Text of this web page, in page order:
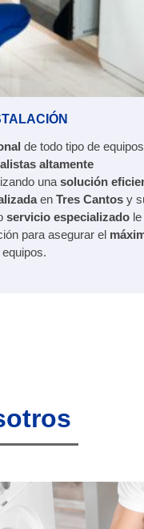
de todo tipo de equipos
altamente
una solución
en Tres Cantos y
servicio especializado le
para asegurar el